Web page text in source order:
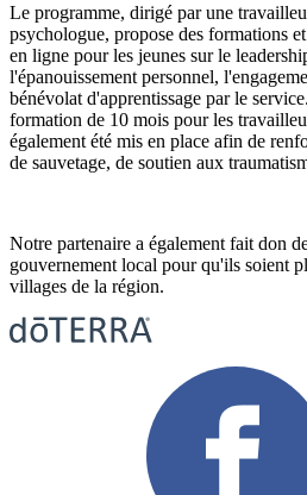
Le programme, dirigé par une
psychologue, propose des formations
en ligne pour les jeunes sur le
l'épanouissement personnel,
bénévolat d'apprentissage par le
formation de 10 mois pour les
également été mis en place afin de
de sauvetage, de soutien aux
Notre partenaire a également fait don
gouvernement local pour qu'ils soient
villages de la région.